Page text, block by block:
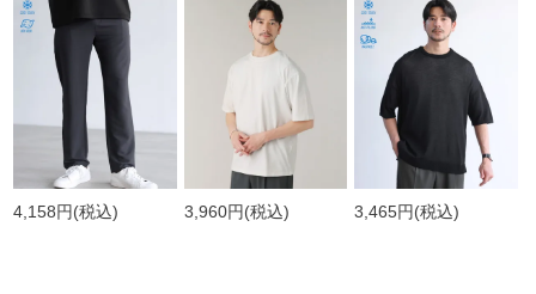
4,158円(税込) 3,960円(税込) 3,465円(税込)